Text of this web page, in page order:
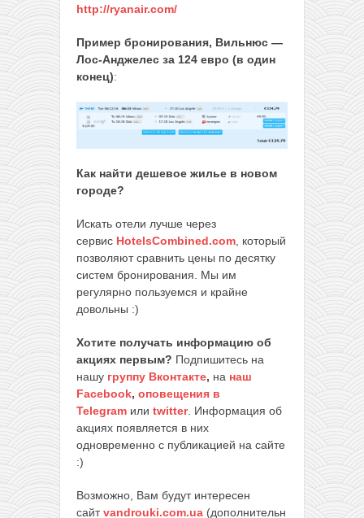
http://ryanair.com/
Пример бронирования, Вильнюс —
Лос-Анджелес за 124 евро (в один
конец):
Как найти дешевое жилье в новом
городе?
Искать отели лучше через
сервис HotelsCombined.com , который
позволяют сравнить цены по десятку
систем бронирования. Мы им
регулярно пользуемся и крайне
довольны :)
Хотите получать информацию об
акциях первым? Подпишитесь на
нашу группу Вконтакте, на наш
Facebook, оповещения в
Telegram или twitter. Информация об
акциях появляется в них
одновременно с публикацией на сайте
:)
Возможно, Вам будут интересен
сайтvandrouki.com.ua (дополнительн